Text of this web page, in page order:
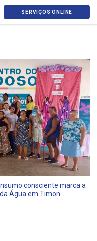
SERVIÇOS ONLINE
consciente marca a
Água em Timon